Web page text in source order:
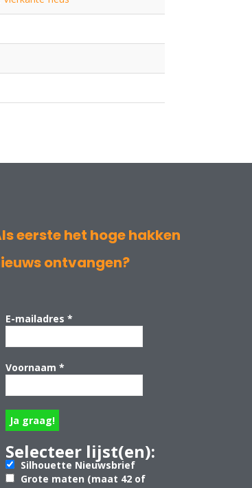
eerste het hoge hakken
ontvangen?
E-mailadres *
Voornaam *
Selecteer lijst(en):
Silhouette Nieuwsbrief
Grote maten (maat 42 of